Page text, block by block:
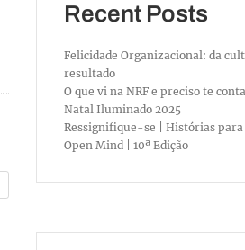
Recent Posts
Felicidade Organizacional: da
resultado
O que vi na NRF e preciso te
Natal Iluminado 2025
Ressignifique-se | Histórias para
Open Mind | 10ª Edição